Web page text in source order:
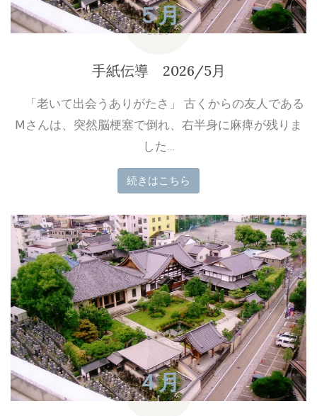
５月
2023
手紙伝導 2026/5月
「老いて出会うありがたさ」 古くからの友人である
Ⅿさんは、突然脳梗塞で倒れ、右半身に麻痺が残りま
した…
続きはこちら
４月
2023